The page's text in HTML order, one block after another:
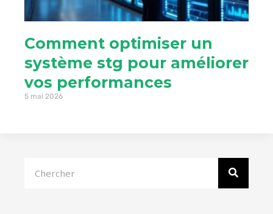
Comment optimiser un
système stg pour améliorer
vos performances
5 mai 2026